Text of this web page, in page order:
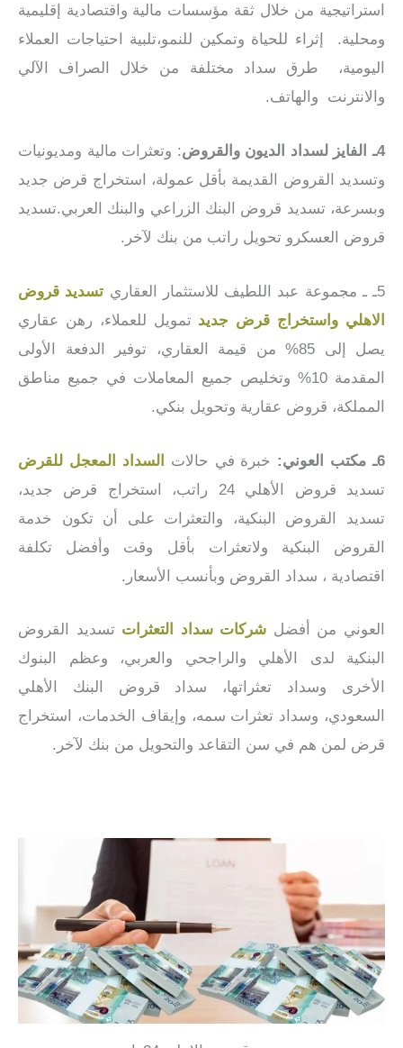
استراتيجية من خلال ثقة مؤسسات مالية واقتصادية إقليمية
ومحلية. إثراء للحياة وتمكين للنمو،تلبية احتياجات العملاء
اليومية، طرق سداد مختلفة من خلال الصراف الآلي
والانترنت والهاتف.
4ـ الفايز لسداد الديون والقروض
: وتعثرات مالية ومديونيات
وتسديد القروض القديمة بأقل عمولة، استخراج قرض جديد
وبسرعة، تسديد قروض البنك الزراعي والبنك العربي.تسديد
قروض العسكرو تحويل راتب من بنك لآخر.
5ـ ـ مجموعة عبد اللطيف للاستثمار العقاري
تسديد قروض
الاهلي واستخراج قرض جديد تمويل للعملاء، رهن عقاري
يصل إلى 85% من قيمة العقاري، توفير الدفعة الأولى
المقدمة 10% وتخليص جميع المعاملات في جميع مناطق
المملكة، قروض عقارية وتحويل بنكي.
6ـ مكتب العوني: خبرة في حالات السداد المعجل للقرض
تسديد قروض الأهلي 24 راتب، استخراج قرض جديد،
تسديد القروض البنكية، والتعثرات على أن تكون خدمة
القروض البنكية ولاتعثرات بأقل وقت وأفضل تكلفة
اقتصادية ، سداد القروض وبأنسب الأسعار.
العوني من أفضل شركات سداد التعثرات تسديد القروض
البنكية لدى الأهلي والراجحي والعربي، وعظم البنوك
الأخرى وسداد تعثراتها، سداد قروض البنك الأهلي
السعودي، وسداد تعثرات سمه، وإيقاف الخدمات، استخراج
قرض لمن هم في سن التقاعد والتحويل من بنك لآخر.